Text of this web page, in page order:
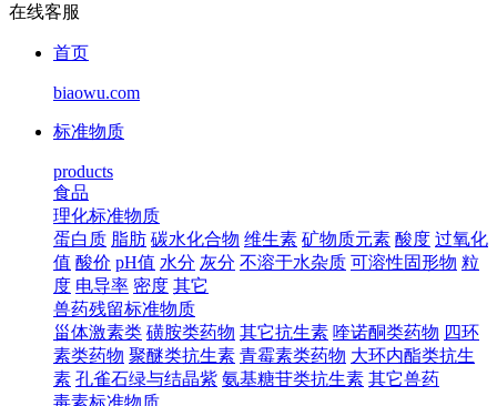
在线客服
首页
biaowu.com
标准物质
products
食品
理化标准物质
蛋白质 脂肪 碳水化合物 维生素 矿物质元素 酸度 过氧化
值 酸价 pH值 水分 灰分 不溶于水杂质 可溶性固形物 粒
度 电导率 密度 其它
兽药残留标准物质
甾体激素类 磺胺类药物 其它抗生素 喹诺酮类药物 四环
素类药物 聚醚类抗生素 青霉素类药物 大环内酯类抗生
素 孔雀石绿与结晶紫 氨基糖苷类抗生素 其它兽药
毒素标准物质